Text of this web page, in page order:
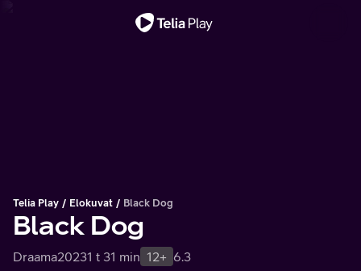
Telia Play Elokuvat Black Dog
Black Dog
Draama20231 t 31 min 12+ 6.3